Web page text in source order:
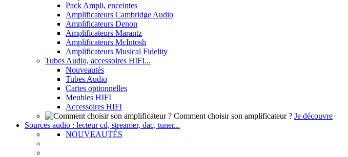
Pack Ampli, enceintes
Amplificateurs Cambridge Audio
Amplificateurs Denon
Amplificateurs Marantz
Amplificateurs McIntosh
Amplificateurs Musical Fidelity
Tubes Audio, accessoires HIFI...
Nouveautés
Tubes Audio
Cartes optionnelles
Meubles HIFI
Accessoires HIFI
Comment choisir son amplificateur ? Je découvre
Sources audio : lecteur cd, streamer, dac, tuner...
NOUVEAUTÉS